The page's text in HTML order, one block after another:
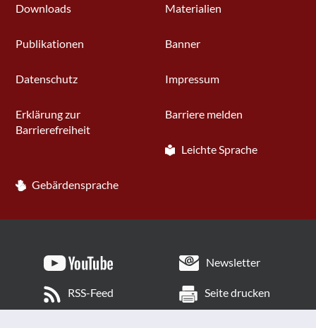
Downloads Materialien
Publikationen Banner
Datenschutz Impressum
Erklärung zur
Barrierefreiheit
Barriere melden
Leichte Sprache
Gebärdensprache
Newsletter
RSS-Feed Seite drucken